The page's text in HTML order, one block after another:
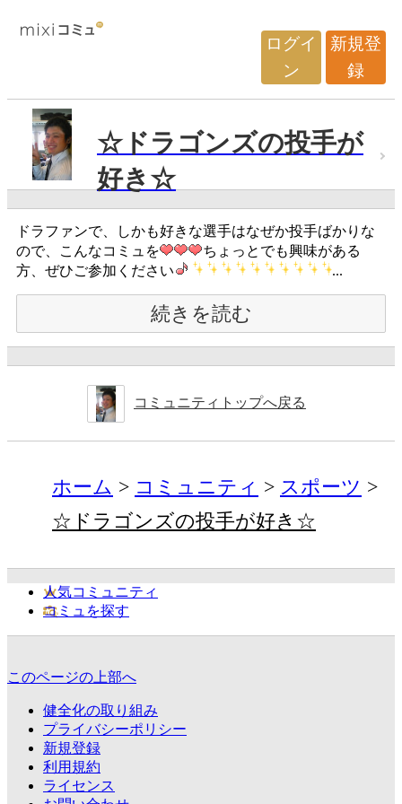
ログイ
ン
新規登
録
☆ドラゴンズの投手が
好き☆
ドラファンで、しかも好きな選手はなぜか投手ばかりな
ので、こんなコミュを
ちょっとでも興味がある
方、ぜひご参加ください
...
続きを読む
コミュニティトップへ戻る
ホーム コミュニティ
スポーツ
☆ドラゴンズの投手が好き☆
人気コミュニティ
コミュを探す
このページの上部へ
健全化の取り組み
プライバシーポリシー
新規登録
利用規約
ライセンス